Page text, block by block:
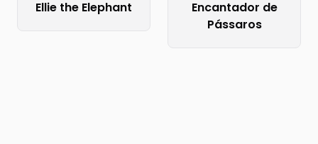
Ellie the Elephant
Encantador de
Pássaros